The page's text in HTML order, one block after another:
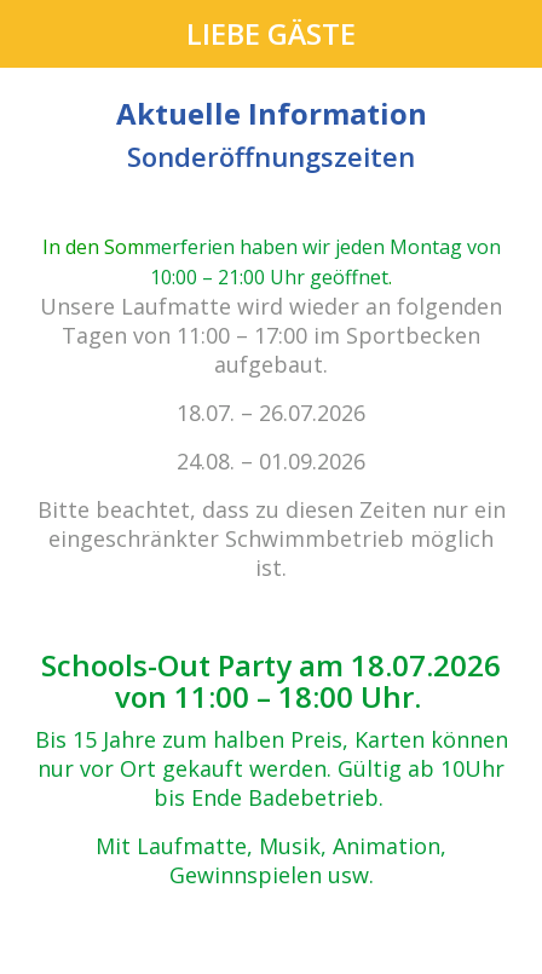
cabrio Senden - das Bad.
Außergewöhnlich, vielfältig!
Kein Einlass bei Gewitter
zu den E-Tickets
LIEBE GÄSTE
Aktuelle Information
Sonderöffnungszeiten
In den Sommerferien haben wir jeden Montag von
10:00 – 21:00 Uhr geöffnet.
Unsere Laufmatte wird wieder an folgenden
Tagen von 11:00 – 17:00 im Sportbecken
aufgebaut.
18.07. – 26.07.2026
24.08. – 01.09.2026
Bitte beachtet, dass zu diesen Zeiten nur ein
eingeschränkter Schwimmbetrieb möglich
ist.
Schools-Out Party am 18.07.2026
von 11:00 – 18:00 Uhr.
Bis 15 Jahre zum halben Preis, Karten können
nur vor Ort gekauft werden. Gültig ab 10Uhr
bis Ende Badebetrieb.
Mit Laufmatte, Musik, Animation,
Gewinnspielen usw.